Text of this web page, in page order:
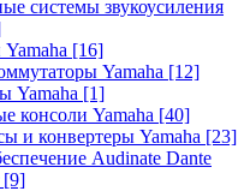
системы звукоусиления
[16]
Yamaha [12]
Yamaha [1]
консоли Yamaha [40]
и конвертеры Yamaha [23]
Audinate Dante
[9]